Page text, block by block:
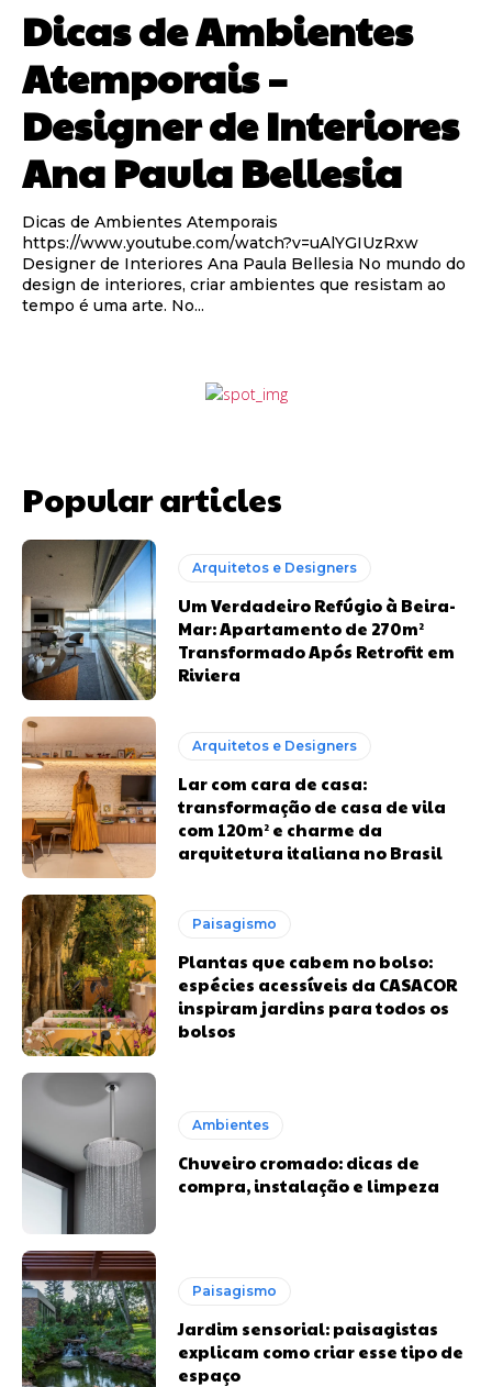
Dicas de Ambientes
Atemporais –
Designer de Interiores
Ana Paula Bellesia
Dicas de Ambientes Atemporais
https://www.youtube.com/watch?v=uAlYGIUzRxw
Designer de Interiores Ana Paula Bellesia No mundo do
design de interiores, criar ambientes que resistam ao
tempo é uma arte. No...
Popular articles
Arquitetos e Designers
Um Verdadeiro Refúgio à Beira-
Mar: Apartamento de 270m²
Transformado Após Retrofit em
Riviera
Arquitetos e Designers
Lar com cara de casa:
transformação de casa de vila
com 120m² e charme da
arquitetura italiana no Brasil
Paisagismo
Plantas que cabem no bolso:
espécies acessíveis da CASACOR
inspiram jardins para todos os
bolsos
Ambientes
Chuveiro cromado: dicas de
compra, instalação e limpeza
Paisagismo
Jardim sensorial: paisagistas
explicam como criar esse tipo de
espaço